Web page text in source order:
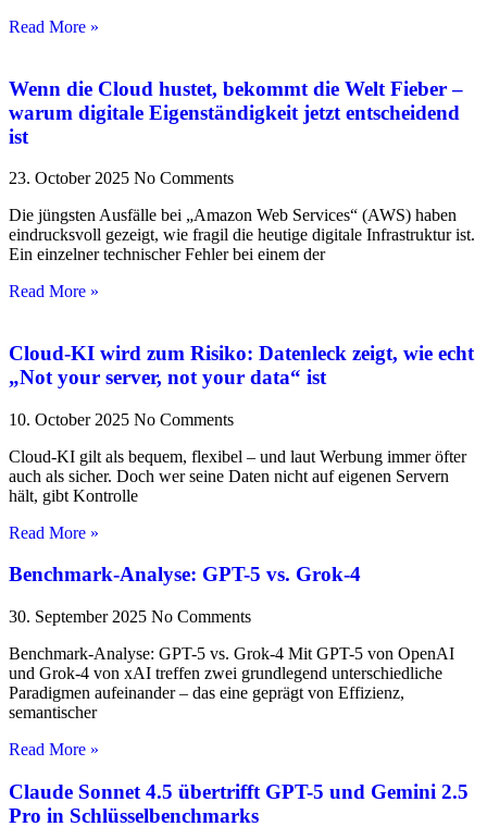
Read More »
Wenn die Cloud hustet, bekommt die Welt Fieber –
warum digitale Eigenständigkeit jetzt entscheidend
ist
23. October 2025 No Comments
Die jüngsten Ausfälle bei „Amazon Web Services“ (AWS) haben
eindrucksvoll gezeigt, wie fragil die heutige digitale Infrastruktur ist.
Ein einzelner technischer Fehler bei einem der
Read More »
Cloud-KI wird zum Risiko: Datenleck zeigt, wie echt
„Not your server, not your data“ ist
10. October 2025 No Comments
Cloud-KI gilt als bequem, flexibel – und laut Werbung immer öfter
auch als sicher. Doch wer seine Daten nicht auf eigenen Servern
hält, gibt Kontrolle
Read More »
Benchmark-Analyse: GPT-5 vs. Grok-4
30. September 2025 No Comments
Benchmark-Analyse: GPT-5 vs. Grok-4 Mit GPT-5 von OpenAI
und Grok-4 von xAI treffen zwei grundlegend unterschiedliche
Paradigmen aufeinander – das eine geprägt von Effizienz,
semantischer
Read More »
Claude Sonnet 4.5 übertrifft GPT-5 und Gemini 2.5
Pro in Schlüsselbenchmarks